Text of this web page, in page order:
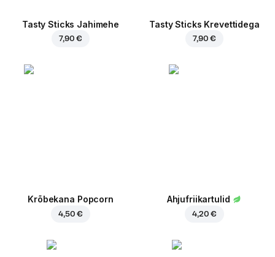
Tasty Sticks Jahimehe
7,90 €
Tasty Sticks Krevettidega
7,90 €
Krõbekana Popcorn
4,50 €
Ahjufriikartulid
4,20 €